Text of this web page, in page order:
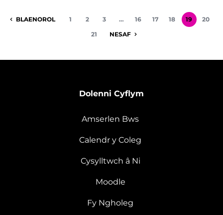
BLAENOROL 1 2 3 … 16 17 18 19
20
21
NESAF
Dolenni Cyflym
Amserlen Bws
Calendr y Coleg
Cysylltwch â Ni
Moodle
Fy Ngholeg